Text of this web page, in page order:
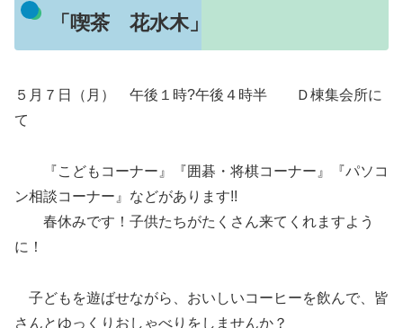
「喫茶 花水木」
５月７日（月） 午後１時?午後４時半 Ｄ棟集会所に
て
『こどもコーナー』『囲碁・将棋コーナー』『パソコ
ン相談コーナー』などがあります!!
春休みです！子供たちがたくさん来てくれますよう
に！
子どもを遊ばせながら、おいしいコーヒーを飲んで、皆
さんとゆっくりおしゃべりをしませんか？